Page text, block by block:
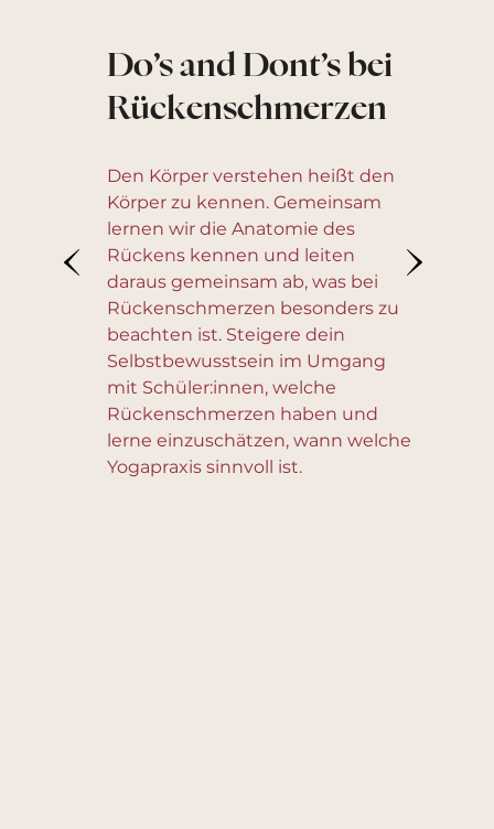
Do’s and Dont’s bei
Rückenschmerzen
Den Körper verstehen heißt den
Körper zu kennen. Gemeinsam
lernen wir die Anatomie des
Rückens kennen und leiten
daraus gemeinsam ab, was bei
Rückenschmerzen besonders zu
beachten ist. Steigere dein
Selbstbewusstsein im Umgang
mit Schüler:innen, welche
Rückenschmerzen haben und
lerne einzuschätzen, wann welche
Yogapraxis sinnvoll ist.